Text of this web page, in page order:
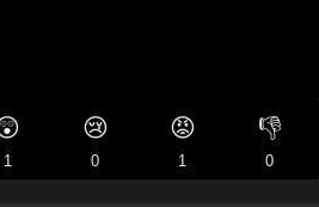
1
😢
0
😡
1
👎
0